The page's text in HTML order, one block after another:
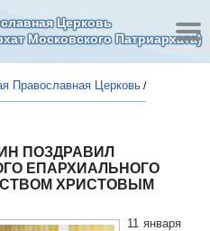
Церковь
Московского Патриархата)
Православная Церковь /
ПОЗДРАВИЛ
ЕПАРХИАЛЬНОГО
ХРИСТОВЫМ
11 января